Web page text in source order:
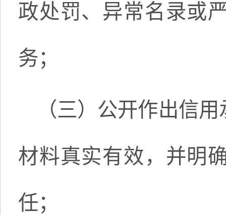
政处罚、异常名录或
务；
（三）公开作出信
材料真实有效，并明
任；